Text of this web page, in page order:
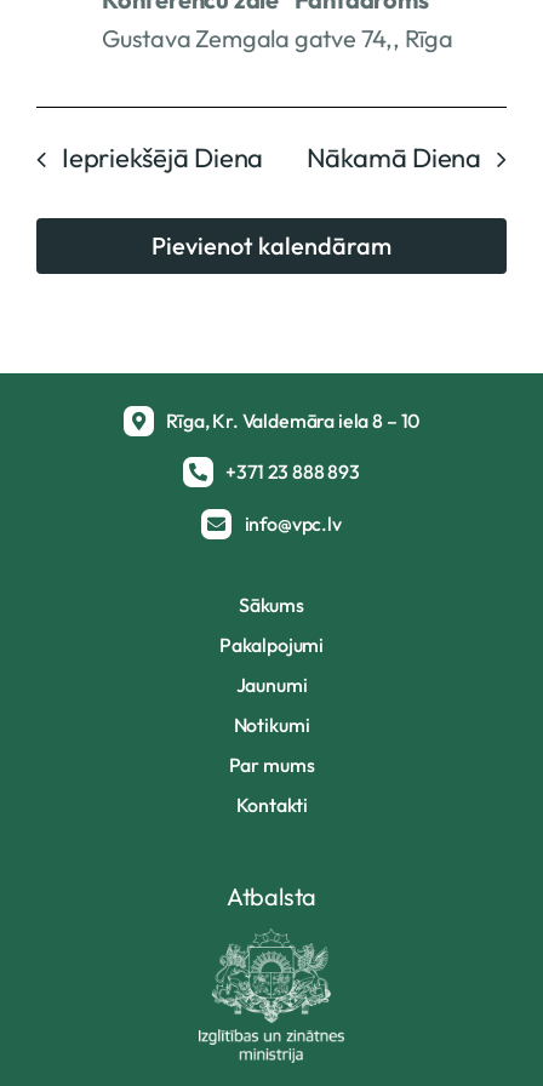
Gustava Zemgala gatve 74,, Rīga
Iepriekšējā Diena Nākamā Diena
Pievienot kalendāram
Rīga, Kr. Valdemāra iela 8 – 10
+371 23 888 893
info@vpc.lv
Sākums
Pakalpojumi
Jaunumi
Notikumi
Par mums
Kontakti
Atbalsta